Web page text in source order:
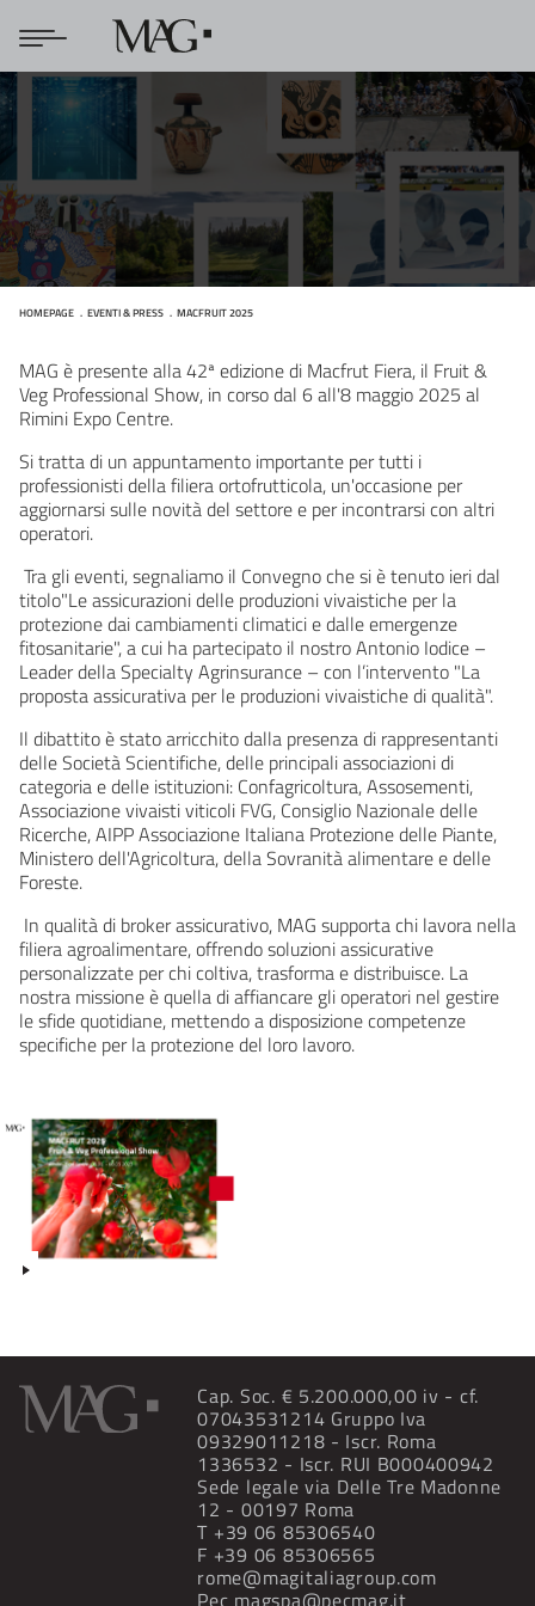
HOMEPAGE EVENTI & PRESS MACFRUIT 2025
Macfruit 2025
MAG è presente alla 42ª edizione di Macfrut Fiera, il Fruit &
Veg Professional Show, in corso dal 6 all'8 maggio 2025 al
Rimini Expo Centre.
Si tratta di un appuntamento importante per tutti i
professionisti della filiera ortofrutticola, un'occasione per
aggiornarsi sulle novità del settore e per incontrarsi con altri
operatori.
Tra gli eventi, segnaliamo il Convegno che si è tenuto ieri dal
titolo"Le assicurazioni delle produzioni vivaistiche per la
protezione dai cambiamenti climatici e dalle emergenze
fitosanitarie", a cui ha partecipato il nostro Antonio Iodice –
Leader della Specialty Agrinsurance – con l’intervento "La
proposta assicurativa per le produzioni vivaistiche di qualità".
Il dibattito è stato arricchito dalla presenza di rappresentanti
delle Società Scientifiche, delle principali associazioni di
categoria e delle istituzioni: Confagricoltura, Assosementi,
Associazione vivaisti viticoli FVG, Consiglio Nazionale delle
Ricerche, AIPP Associazione Italiana Protezione delle Piante,
Ministero dell'Agricoltura, della Sovranità alimentare e delle
Foreste.
In qualità di broker assicurativo, MAG supporta chi lavora nella
filiera agroalimentare, offrendo soluzioni assicurative
personalizzate per chi coltiva, trasforma e distribuisce. La
nostra missione è quella di affiancare gli operatori nel gestire
le sfide quotidiane, mettendo a disposizione competenze
specifiche per la protezione del loro lavoro.
Cap. Soc. € 5.200.000,00 iv - cf.
07043531214 Gruppo Iva
09329011218 - Iscr. Roma
1336532 - Iscr. RUI B000400942
Sede legale via Delle Tre Madonne
12 - 00197 Roma
T +39 06 85306540
F +39 06 85306565
rome@magitaliagroup.com